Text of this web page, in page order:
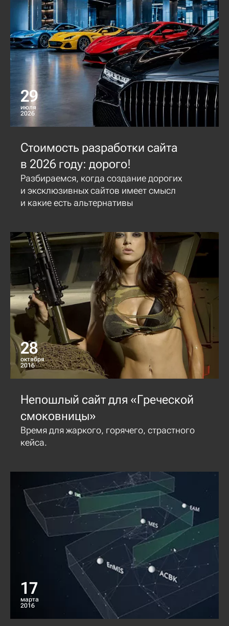
29
июля
2026
Стоимость разработки сайта
в 2026 году: дорого!
Разбираемся, когда создание дорогих
и эксклюзивных сайтов имеет смысл
и какие есть альтернативы
28
октября
2016
Непошлый сайт для «Греческой
смоковницы»
Время для жаркого, горячего, страстного
кейса.
17
марта
2016